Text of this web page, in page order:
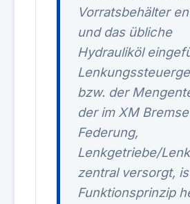
Vorratsbehälter
und das übliche
Hydrauliköl
bzw. der
der im XM
Federung,
Lenkgetriebe/
zentral versorgt,
Funktionsprinzip